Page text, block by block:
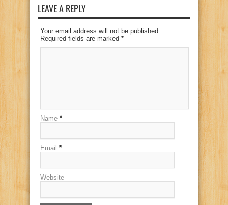
LEAVE A REPLY
Your email address will not be published.
Required fields are marked *
Name *
Email *
Website